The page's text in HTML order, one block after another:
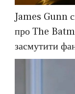
James Gunn
про The
засмутити